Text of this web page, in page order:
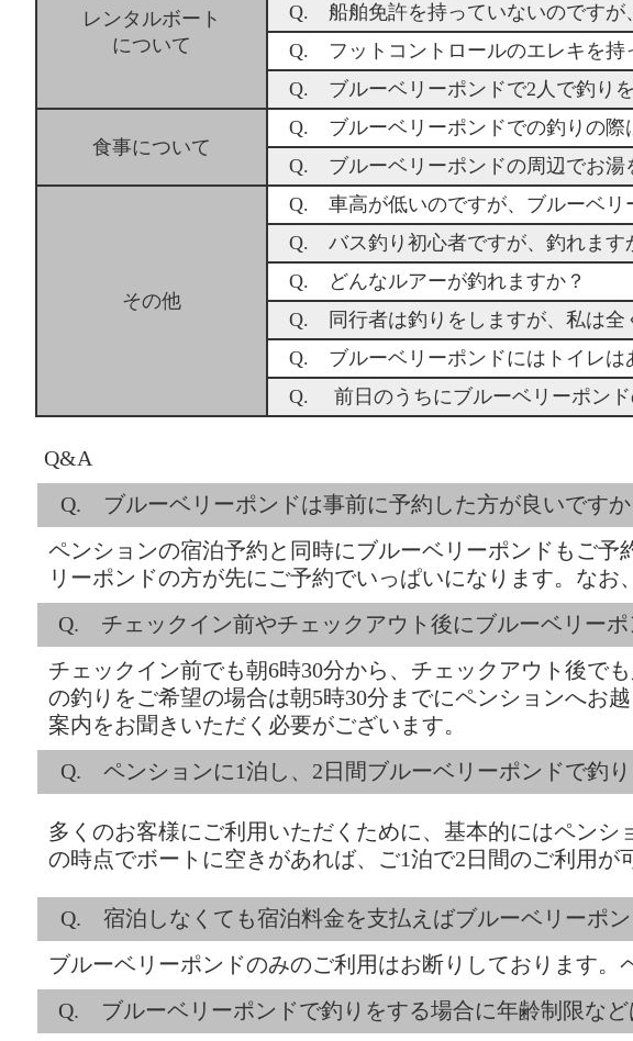
レンタルボート
について
Q. 船舶免許を持っていないのですが
Q. フットコントロールのエレキを持
Q. ブルーベリーポンドで2人で釣り
食事について
Q. ブルーベリーポンドでの釣りの際
Q. ブルーベリーポンドの周辺でお湯
その他
Q. 車高が低いのですが、ブルーベリ
Q. バス釣り初心者ですが、釣れます
Q. どんなルアーが釣れますか？
Q. 同行者は釣りをしますが、私は全
Q. ブルーベリーポンドにはトイレは
Q. 前日のうちにブルーベリーポンド
Q&A
Q. ブルーベリーポンドは事前に予約した方が良いですか
ペンションの宿泊予約と同時にブルーベリーポンドもご
リーポンドの方が先にご予約でいっぱいになります。な
Q. チェックイン前やチェックアウト後にブルーベリーポ
チェックイン前でも朝6時30分から、チェックアウト後で
の釣りをご希望の場合は朝5時30分までにペンションへお
案内をお聞きいただく必要がございます。
Q. ペンションに1泊し、2日間ブルーベリーポンドで釣り
多くのお客様にご利用いただくために、基本的にはペン
の時点でボートに空きがあれば、ご1泊で2日間のご利用
Q. 宿泊しなくても宿泊料金を支払えばブルーベリーポ
ブルーベリーポンドのみのご利用はお断りしております。
Q. ブルーベリーポンドで釣りをする場合に年齢制限など